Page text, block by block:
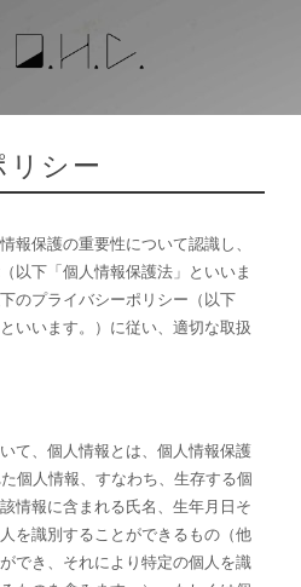
シー
報保護の重要性について認識し、
以下「個人情報保護法」といいま
のプライバシーポリシー（以下
いいます。）に従い、適切な取扱
て、個人情報とは、個人情報保護
個人情報、すなわち、生存する個
情報に含まれる氏名、生年月日そ
を識別することができるもの（他
でき、それにより特定の個人を識